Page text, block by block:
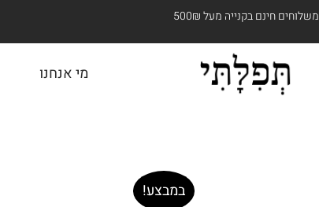
משלוחים חינם בקנייה מעל 500₪
מי אנחנו
במבצע!